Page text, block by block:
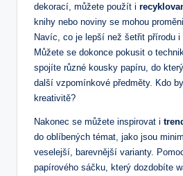
dekorací, můžete použít i
knihy nebo noviny se mohou
Navíc, co je lepší než šetřit přírodu i
Můžete se dokonce pokusit o
spojíte různé kousky papíru, do
další vzpomínkové předměty. Kdo
kreativitě?
Nakonec se můžete inspirovat i
do oblíbených témat, jako jsou
veselejší, barevnější varianty.
papírového sáčku, který dozdobíte